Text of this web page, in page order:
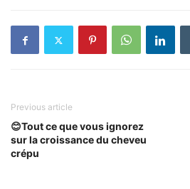
Previous article
😊Tout ce que vous ignorez
sur la croissance du cheveu
crépu